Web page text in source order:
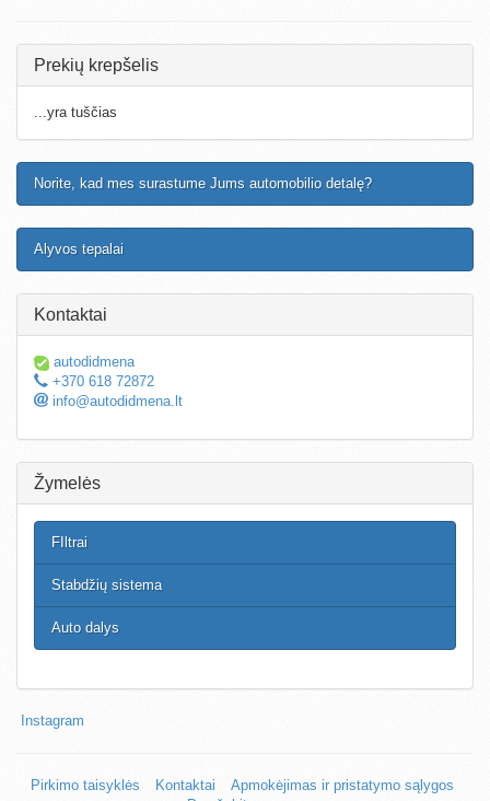
Prekių krepšelis
...yra tuščias
Norite, kad mes surastume Jums automobilio detalę?
Alyvos tepalai
Kontaktai
autodidmena
+370 618 72872
info@autodidmena.lt
Žymelės
FIltrai
Stabdžių sistema
Auto dalys
Instagram
Pirkimo taisyklės Kontaktai
Apmokėjimas ir pristatymo sąlygos